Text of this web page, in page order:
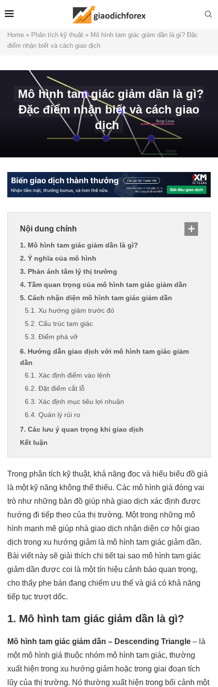
Home » Phân tích kỹ thuật » Mô hình tam giác giảm dần là gì? Đặc
điểm nhận biết và cách giao dịch
Mô hình tam giác giảm dần là gì?
Đặc điểm nhận biết và cách giao
dịch
Nội dung chính
1. Mô hình tam giác giảm dần là gì?
2. Ý nghĩa của mô hình
3. Phản ánh tâm lý thị trường
4. Tầm quan trọng của mô hình tam giác giảm dần
5. Cách nhận diện mô hình tam giác giảm dần
5.1. Xu hướng giảm trước đó
5.2. Cấu trúc tam giác
5.3. Điểm phá vỡ
6. Hướng dẫn giao dịch với mô hình tam giác giảm
dần
6.1. Xác định điểm vào lệnh
6.2. Đặt điểm cắt lỗ
6.3. Xác định mục tiêu lợi nhuận
6.4. Quản lý rủi ro
7. Các lưu ý quan trọng khi giao dịch
Kết luận
Trong phân tích kỹ thuật, khả năng đọc và hiểu biểu đồ giá
là một kỹ năng không thể thiếu. Các mô hình giá đóng vai
trò như những bản đồ giúp nhà giao dịch xác định được
hướng đi tiếp theo của thị trường. Một trong những mô
hình mạnh mẽ giúp nhà giao dịch nhận diện cơ hội giao
dịch trong xu hướng giảm là mô hình tam giác giảm dần.
Bài viết này sẽ giải thích chi tiết tại sao mô hình tam giác
giảm dần được coi là một tín hiệu cảnh báo quan trọng,
cho thấy phe bán đang chiếm ưu thế và giá có khả năng
tiếp tục trượt dốc.
1. Mô hình tam giác giảm dần là gì?
Mô hình tam giác giảm dần – Descending Triangle – là
một mô hình giá thuộc nhóm mô hình tam giác, thường
xuất hiện trong xu hướng giảm hoặc trong giai đoạn tích
lũy của thị trường. Nó thường xuất hiện trong bối cảnh một